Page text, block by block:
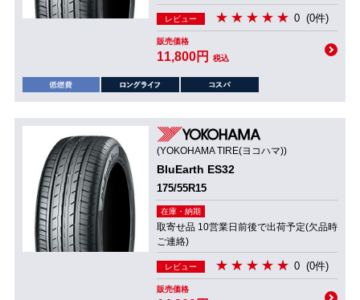
レビュー 0 (0件)
販売価格
11,800円 税込
(YOKOHAMA TIRE(ヨコハマ))
BluEarth ES32
175/55R15
在庫・納期
取寄せ品 10営業日前後で出荷予定(欠品時
ご連絡)
レビュー 0 (0件)
販売価格